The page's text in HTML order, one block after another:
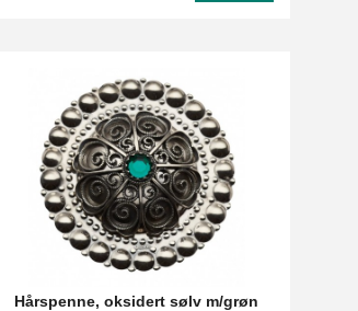
Hårspenne, oksidert sølv m/grøn